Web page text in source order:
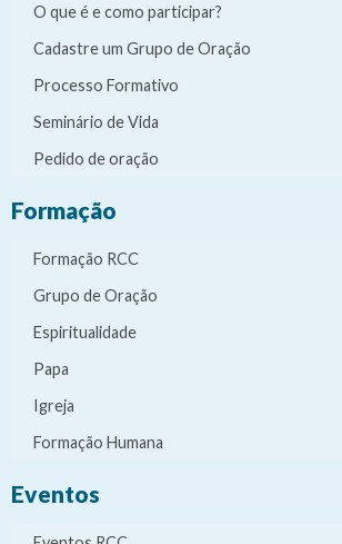
O que é e como participar?
Cadastre um Grupo de Oração
Processo Formativo
Seminário de Vida
Pedido de oração
Formação
Formação RCC
Grupo de Oração
Espiritualidade
Papa
Igreja
Formação Humana
Eventos